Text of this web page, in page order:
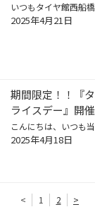
2025年4月21日
期間限定！！『
ライスデー』開催
2025年4月18日
< 1 2 >